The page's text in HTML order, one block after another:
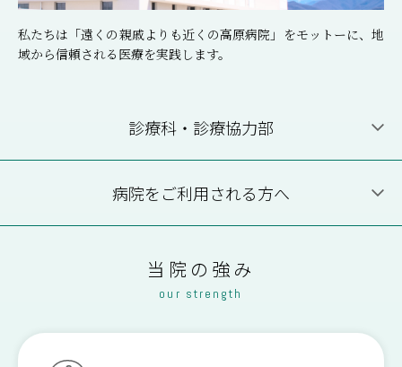
私たちは「遠くの親戚よりも近くの高原病院」をモットーに、地
域から信頼される医療を実践します。
診療科・診療協力部
外 科
病院をご利用される方へ
外来受診について
当院の強み
our strength